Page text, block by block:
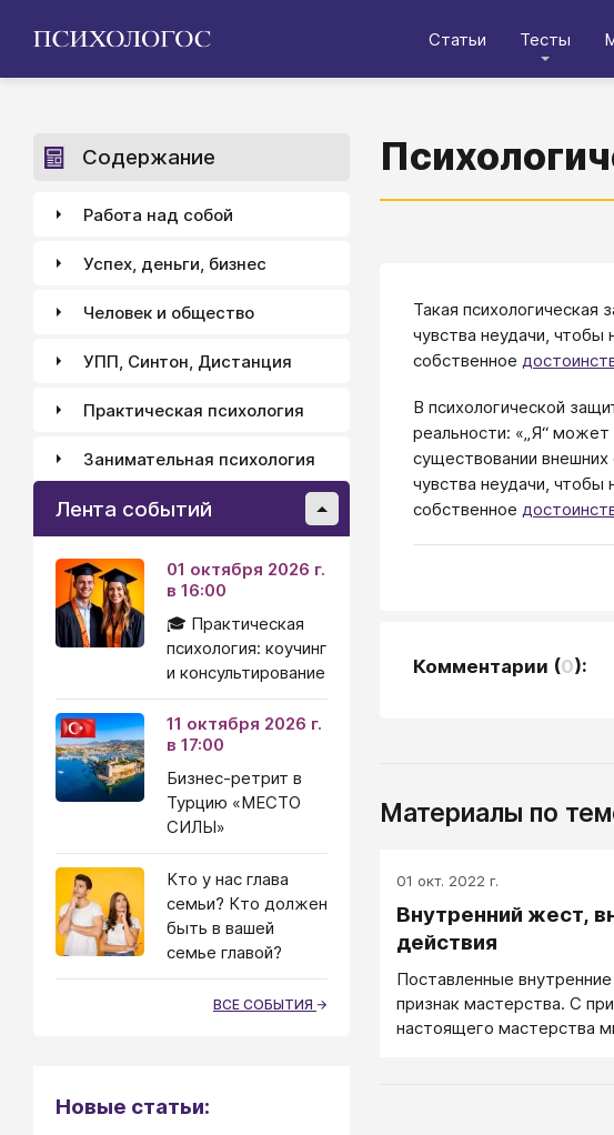
Статьи Тесты
Такая психологическая
чувства неудачи,
собственное
В психологической
реальности: «„Я“
существовании
чувства неудачи,
собственное
Комментарии (0):
Материалы по
01 окт. 2022 г.
Внутренний жест,
действия
Поставленные
признак мастерства. С
настоящего мастерства
Содержание
Работа над собой
Успех, деньги, бизнес
Человек и общество
УПП, Синтон, Дистанция
Практическая психология
Занимательная психология
Лента событий
01 октября 2026 г.
в 16:00
🎓 Практическая
психология: коучинг
и консультирование
11 октября 2026 г.
в 17:00
Бизнес-ретрит в
Турцию «МЕСТО
СИЛЫ»
Кто у нас глава
семьи? Кто должен
быть в вашей
семье главой?
ВСЕ СОБЫТИЯ
Новые статьи: